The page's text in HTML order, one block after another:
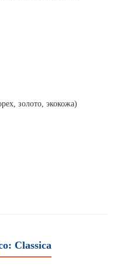
золото, экокожа)
Classica